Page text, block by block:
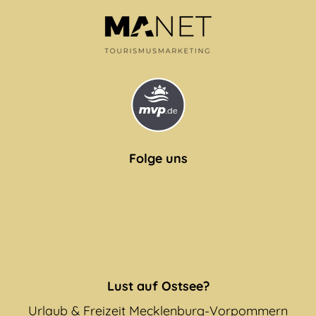
Folge uns
Lust auf Ostsee?
Urlaub & Freizeit Mecklenburg-Vorpommern